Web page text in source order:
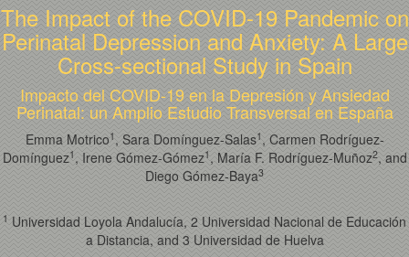
The Impact of the COVID-19 Pandemic on
Perinatal Depression and Anxiety: A Large
Cross-sectional Study in Spain
Impacto del COVID-19 en la Depresión y Ansiedad
Perinatal: un Amplio Estudio Transversal en España
Emma Motrico1 , Sara Domínguez-Salas1 , Carmen Rodríguez-
Domínguez1 , Irene Gómez-Gómez1 , María F. Rodríguez-Muñoz2, and
Diego Gómez-Baya3
1 Universidad Loyola Andalucía, 2 Universidad Nacional de Educación
a Distancia, and 3 Universidad de Huelva